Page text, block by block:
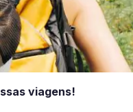
viagens!